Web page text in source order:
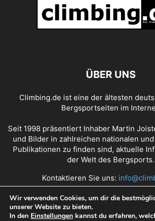
ANDREAS STEINDL ANDREAS THOMANN ANDY
ANDY HOUSEMAN ANDY POLLITT ANGELA EITER
ARNAUD PETIT ASHIMA
BARBARA ZANGERL BEAT KAMMERLANDER BEN
BENEDIKT PURNER BENEDIKT SALLER
BERND RITSCHEL BERND ZANGERL
BERNHARD ERTEL BETH RODDEN BETTINA
BRAD GOBRIGHT BROOKE RABOUTOU
CANDIDE THOVEX CARLO TRAVERSI
CAROLINE NORTH CAROLINE SINNO
CARSTEN VON BIRCKHAHN CEDAR WRIGHT
CEDRIC LARCHAT CELINA SCHOIBL CHAD GREEDY
ÜBER UNS
Climbing.de ist eine der ältesten
Bergsportseiten im
Seit 1998 präsentiert Inhaber Martin
und Bilder in zahlreichen nationalen
Publikationen zu finden sind, aktuelle
der Welt des Bergsports.
Kontaktieren Sie uns:
Über Climbing.de RSS Feed
Wir verwenden Cookies, um dir die
unserer Website zu bieten.
In den Einstellungen kannst du erfahren,